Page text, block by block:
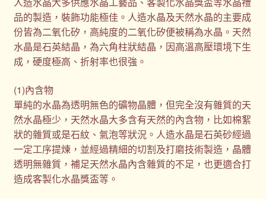
品的製造，裝飾功能極佳。人造水晶及天然水晶的主要成
份皆為二氧化矽，高純度的二氧化矽便被稱為水晶。天然
水晶是石英結晶，為六角柱狀結晶，因高溫高壓環境下生
成，硬度極高、折射率也很強。
(1)內含物
單純的水晶為透明無色的礦物晶體，但完全沒有雜質的天
然水晶極少，天然水晶大多含有天然的內含物，比如棉絮
狀的雜質或是石紋、氣泡等狀況。人造水晶是石英砂經過
一定工序提煉，並經過精細的切割及打磨技術製造，晶體
透明無雜質，補足天然水晶內含雜質的不足，也更適合打
造成客製化水晶獎盃等。